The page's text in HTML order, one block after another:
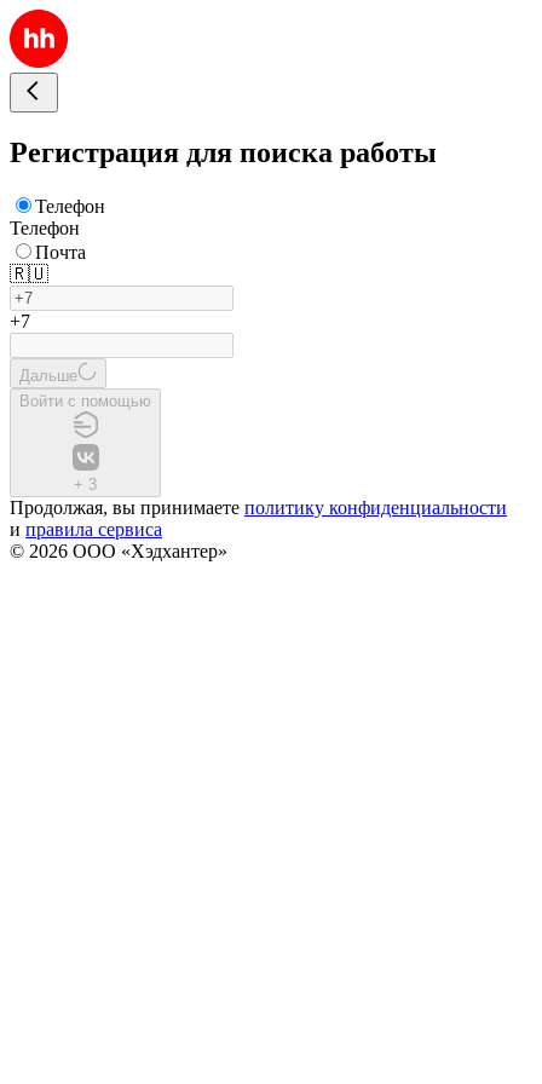
Регистрация для поиска работы
Телефон
Телефон
Почта
🇷🇺
+7
Дальше
Войти с помощью
+ 3
Продолжая, вы принимаете политику конфиденциальности
и правила сервиса
© 2026 ООО «Хэдхантер»